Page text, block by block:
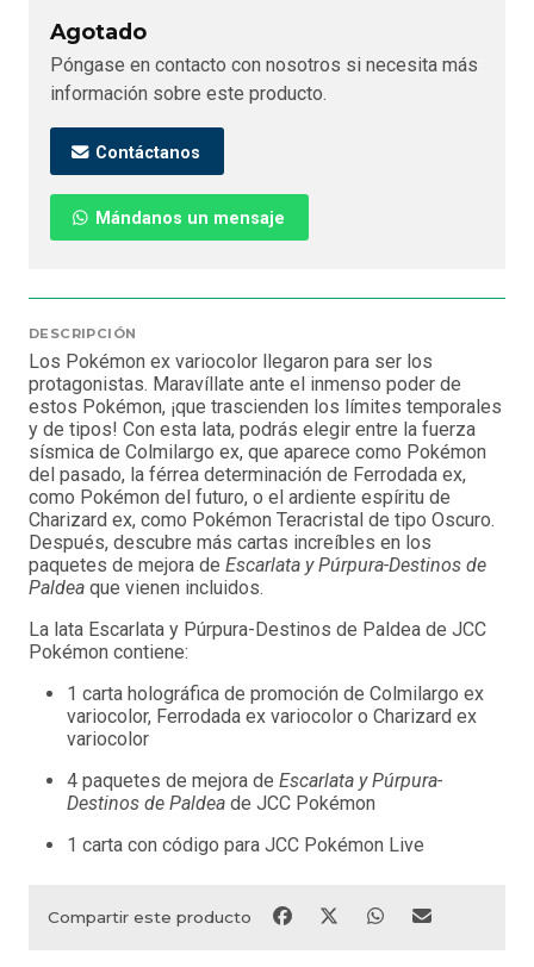
Agotado
Póngase en contacto con nosotros si necesita más
información sobre este producto.
Contáctanos
Mándanos un mensaje
DESCRIPCIÓN
Los Pokémon ex variocolor llegaron para ser los
protagonistas. Maravíllate ante el inmenso poder de
estos Pokémon, ¡que trascienden los límites temporales
y de tipos! Con esta lata, podrás elegir entre la fuerza
sísmica de Colmilargo ex, que aparece como Pokémon
del pasado, la férrea determinación de Ferrodada ex,
como Pokémon del futuro, o el ardiente espíritu de
Charizard ex, como Pokémon Teracristal de tipo Oscuro.
Después, descubre más cartas increíbles en los
paquetes de mejora de Escarlata y Púrpura-Destinos de
Paldea que vienen incluidos.
La lata Escarlata y Púrpura-Destinos de Paldea de JCC
Pokémon contiene:
1 carta holográfica de promoción de Colmilargo ex
variocolor, Ferrodada ex variocolor o Charizard ex
variocolor
4 paquetes de mejora de Escarlata y Púrpura-
Destinos de Paldea de JCC Pokémon
1 carta con código para JCC Pokémon Live
Compartir este producto